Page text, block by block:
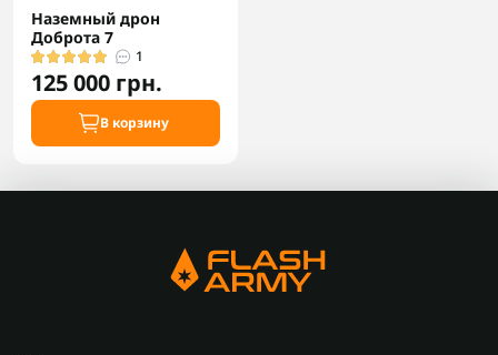
Наземный дрон
Доброта 7
1
125 000 грн.
В корзину